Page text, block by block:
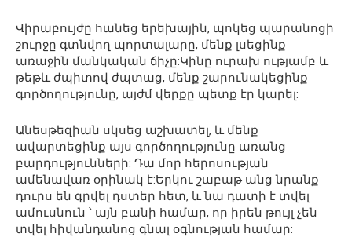
Վիրաբույժը հանեց երեխային, պոկեց պարանոցի
շուրջը գտնվող պորտալարը, մենք լսեցինք
առաջին մանկական ճիչը:Կինը ուրախ ությամբ և
թեթև ժպիտով ժպտաց, մենք շարունակեցինք
գործողությունը, այժմ վերքը պետք էր կարել:
Անեսթեզիան սկսեց աշխատել, և մենք
ավարտեցինք այս գործողությունը առանց
բարդությունների: Դա մոր հերոսության
ամենավառ օրինակ է:Երկու շաբաթ անց նրանք
դուրս են գրվել դստեր հետ, և նա դատի է տվել
ամուսնուն ՝ այն բանի համար, որ իրեն թույլ չեն
տվել հիվանդանոց գնալ օգնության համար: